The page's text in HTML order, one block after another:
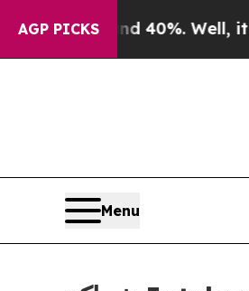
AGP PICKS
Around 40%. Well, it Didn’t
Menu